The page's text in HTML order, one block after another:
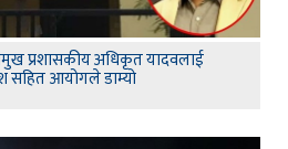
प्रशासकीय अधिकृत यादवलाई
सहित आयोगले डाम्यो